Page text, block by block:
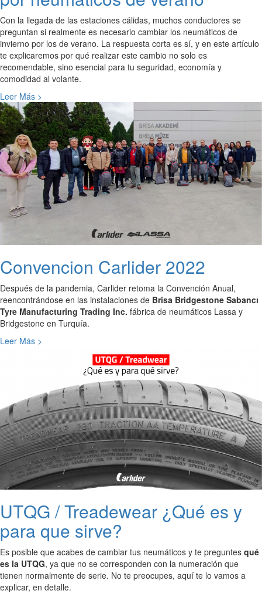
Con la llegada de las estaciones cálidas, muchos conductores se
preguntan si realmente es necesario cambiar los neumáticos de
invierno por los de verano. La respuesta corta es sí, y en este artículo
te explicaremos por qué realizar este cambio no solo es
recomendable, sino esencial para tu seguridad, economía y
comodidad al volante.
Leer Más >
Convencion Carlider 2022
Después de la pandemia, Carlider retoma la Convención Anual,
reencontrándose en las instalaciones de Brisa Bridgestone Sabancı
Tyre Manufacturing Trading Inc. fábrica de neumáticos Lassa y
Bridgestone en Turquía.
Leer Más >
UTQG / Treadewear ¿Qué es y
para que sirve?
Es posible que acabes de cambiar tus neumáticos y te preguntes qué
es la UTQG, ya que no se corresponden con la numeración que
tienen normalmente de serie. No te preocupes, aquí te lo vamos a
explicar, en detalle.